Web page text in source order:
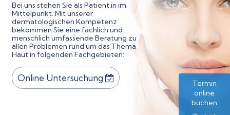
Bei uns stehen Sie als Patient:in im
Mittelpunkt. Mit unserer
dermatologischen Kompetenz
bekommen Sie eine fachlich und
menschlich umfassende Beratung zu
allen Problemen rund um das Thema
Haut in folgenden Fachgebieten:
Online Untersuchung
Termin
online
buchen